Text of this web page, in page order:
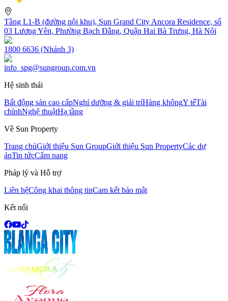
Tầng L1-B (đường nội khu), Sun Grand City Ancora Residence, số
03 Lương Yên, Phường Bạch Đằng, Quận Hai Bà Trưng, Hà Nội
1800 6636 (Nhánh 3)
info_spg@sungroup.com.vn
Hệ sinh thái
Bất động sản cao cấpNghỉ dưỡng & giải tríHàng khôngY tếTài
chínhNghệ thuậtHạ tầng
Về Sun Property
Trang chủGiới thiệu Sun GroupGiới thiệu Sun PropertyCác dự
ánTin tứcCẩm nang
Pháp lý và Hỗ trợ
Liên hệCông khai thông tinCam kết bảo mật
Kết nối